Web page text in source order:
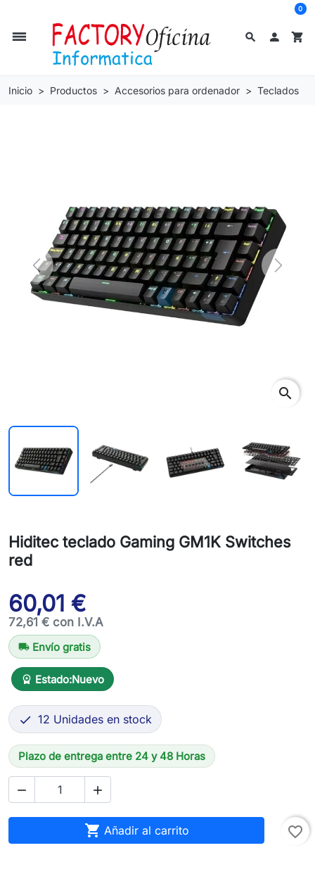
search
dehaze  shopping_cart
0
Inicio Productos Accesorios para ordenador Teclados
Previous Next
search
Hiditec teclado Gaming GM1K Switches
red
60,01 €
72,61 € con I.V.A
local_shipping Envío gratis
workspace_premium Estado:Nuevo
 12 Unidades en stock
Plazo de entrega entre 24 y 48 Horas
 
 Añadir al carrito favorite_border